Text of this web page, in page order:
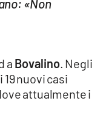
«Non
a Bovalino. Negli
nuovi casi
attualmente i